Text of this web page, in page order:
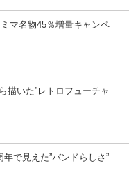
マ名物45％増量キャンペ
描いた”レトロフューチャ
で見えた”バンドらしさ”